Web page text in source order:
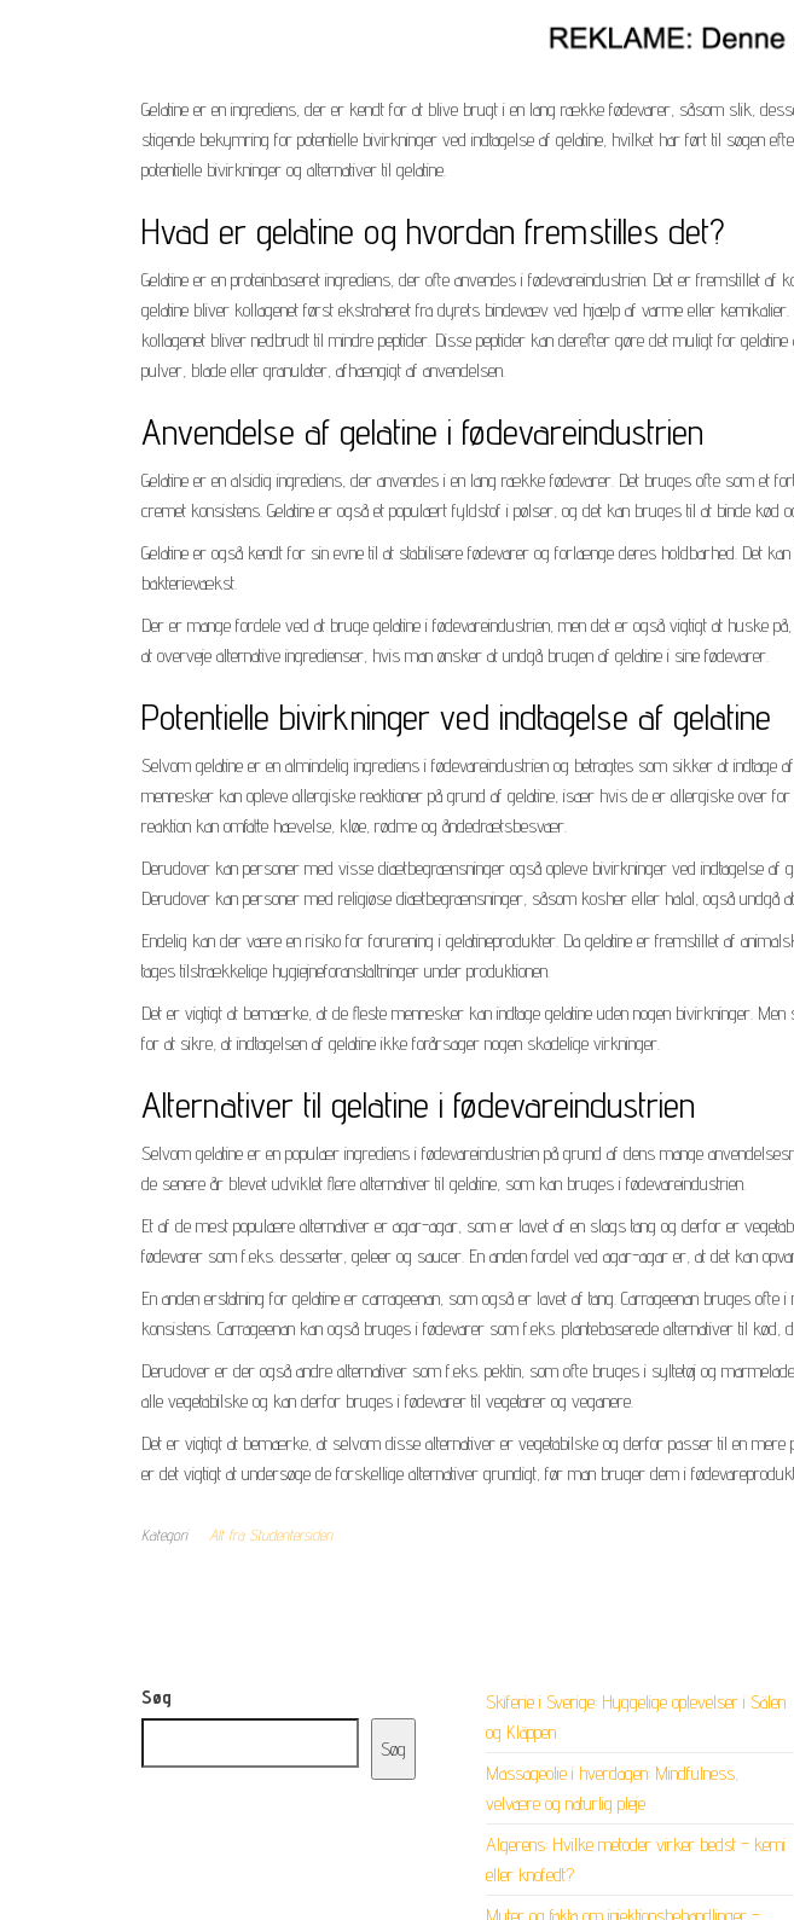
Gelatine er en ingrediens, der er kendt for at blive brugt i en lang række fødevarer, såsom slik,
stigende bekymring for potentielle bivirkninger ved indtagelse af gelatine, hvilket har ført til søgen
potentielle bivirkninger og alternativer til gelatine.
Hvad er gelatine og hvordan fremstilles det?
Gelatine er en proteinbaseret ingrediens, der ofte anvendes i fødevareindustrien. Det er
gelatine bliver kollagenet først ekstraheret fra dyrets bindevæv ved hjælp af varme eller
kollagenet bliver nedbrudt til mindre peptider. Disse peptider kan derefter gøre det muligt for
pulver, blade eller granulater, afhængigt af anvendelsen.
Anvendelse af gelatine i fødevareindustrien
Gelatine er en alsidig ingrediens, der anvendes i en lang række fødevarer. Det bruges ofte som et
cremet konsistens. Gelatine er også et populært fyldstof i pølser, og det kan bruges til at binde kød
Gelatine er også kendt for sin evne til at stabilisere fødevarer og forlænge deres holdbarhed. Det
bakterievækst.
Der er mange fordele ved at bruge gelatine i fødevareindustrien, men det er også vigtigt at huske
at overveje alternative ingredienser, hvis man ønsker at undgå brugen af gelatine i sine fødevarer.
Potentielle bivirkninger ved indtagelse af gelatine
Selvom gelatine er en almindelig ingrediens i fødevareindustrien og betragtes som sikker at
mennesker kan opleve allergiske reaktioner på grund af gelatine, især hvis de er allergiske over
reaktion kan omfatte hævelse, kløe, rødme og åndedrætsbesvær.
Derudover kan personer med visse diætbegrænsninger også opleve bivirkninger ved indtagelse af
Derudover kan personer med religiøse diætbegrænsninger, såsom kosher eller halal, også undgå
Endelig kan der være en risiko for forurening i gelatineprodukter. Da gelatine er fremstillet af
tages tilstrækkelige hygiejneforanstaltninger under produktionen.
Det er vigtigt at bemærke, at de fleste mennesker kan indtage gelatine uden nogen bivirkninger.
for at sikre, at indtagelsen af gelatine ikke forårsager nogen skadelige virkninger.
Alternativer til gelatine i fødevareindustrien
Selvom gelatine er en populær ingrediens i fødevareindustrien på grund af dens mange
de senere år blevet udviklet flere alternativer til gelatine, som kan bruges i fødevareindustrien.
Et af de mest populære alternativer er agar-agar, som er lavet af en slags tang og derfor er
fødevarer som f.eks. desserter, geleer og saucer. En anden fordel ved agar-agar er, at det kan
En anden erstatning for gelatine er carrageenan, som også er lavet af tang. Carrageenan bruges
konsistens. Carrageenan kan også bruges i fødevarer som f.eks. plantebaserede alternativer til
Derudover er der også andre alternativer som f.eks. pektin, som ofte bruges i syltetøj og
alle vegetabilske og kan derfor bruges i fødevarer til vegetarer og veganere.
Det er vigtigt at bemærke, at selvom disse alternativer er vegetabilske og derfor passer til en
er det vigtigt at undersøge de forskellige alternativer grundigt, før man bruger dem i
Kategori Alt fra Studentersiden
Søg
Søg
Skiferie i Sverige: Hyggelige oplevelser i Sälen
og Kläppen
Massageolie i hverdagen: Mindfulness,
velvære og naturlig pleje
Algerens: Hvilke metoder virker bedst – kemi
eller knofedt?